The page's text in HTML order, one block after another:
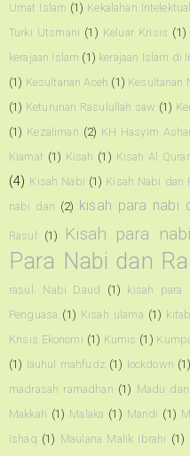
Umat Islam (1) Kekalahan Intelektual
Turki Utsmani (1) Keluar Krisis (1)
kerajaan Islam (1) kerajaan Islam di
(1) Kesultanan Aceh (1) Kesultanan
(1) Keturunan Rasulullah saw (1)
(1) Kezaliman (2) KH Hasyim
Kiamat (1) Kisah (1) Kisah Al
(4) Kisah Nabi (1) Kisah Nabi dan
nabi dan (2) kisah para nabi
Rasul (1) Kisah para
Para Nabi dan
rasul. Nabi Daud
(1) kisah para
Penguasa (1) Kisah ulama (1)
Krisis Ekonomi (1) Kumis (1)
(1) lauhul mahfudz (1) lockdown (1)
madrasah ramadhan (1) Madu
Makkah (1) Malaka (1) Mandi (1)
Ishaq (1) Maulana Malik Ibrahi (1)